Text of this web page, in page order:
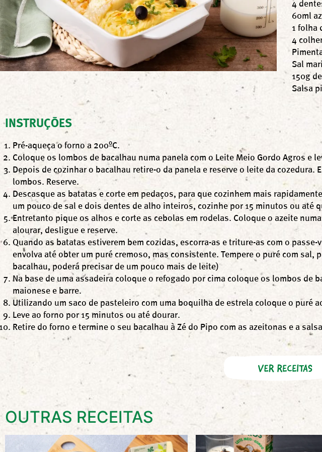
4
60ml
1 folha
4
Sal
150g
Salsa
INSTRUÇÕES
Pré-aqueça o forno a 200ºC.
Coloque os lombos de bacalhau numa panela com o Leite Meio Gordo Agros e
Depois de cozinhar o bacalhau retire-o da panela e reserve o leite da
lombos. Reserve.
Descasque as batatas e corte em pedaços, para que cozinhem mais
um pouco de sal e dois dentes de alho inteiros, cozinhe por 15 minutos ou até
Entretanto pique os alhos e corte as cebolas em rodelas. Coloque o azeite
alourar, desligue e reserve.
Quando as batatas estiverem bem cozidas, escorra-as e triture-as com o
envolva até obter um puré cremoso, mas consistente. Tempere o puré com
bacalhau, poderá precisar de um pouco mais de leite)
Na base de uma assadeira coloque o refogado por cima coloque os lombos de
maionese e barre.
Utilizando um saco de pasteleiro com uma boquilha de estrela coloque o puré
Leve ao forno por 15 minutos ou até dourar.
Retire do forno e termine o seu bacalhau à Zé do Pipo com as azeitonas e a
OUTRAS RECEITAS